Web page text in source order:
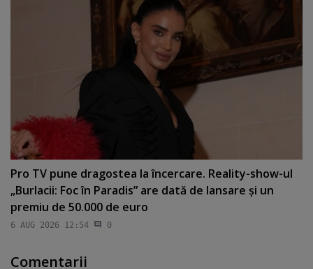
Pro TV pune dragostea la încercare. Reality-show-ul
„Burlacii: Foc în Paradis” are dată de lansare şi un
premiu de 50.000 de euro
6 AUG 2026 12:54 0
Comentarii